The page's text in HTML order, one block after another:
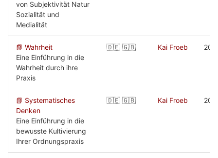
von Subjektivität Natur
Sozialität und
Medialität
📗 Wahrheit
Eine Einführung in die
Wahrheit durch ihre
Praxis
🇩🇪 🇬🇧 Kai Froeb
📗 Systematisches
Denken
Eine Einführung in die
bewusste Kultivierung
Ihrer Ordnungspraxis
🇩🇪 🇬🇧 Kai Froeb